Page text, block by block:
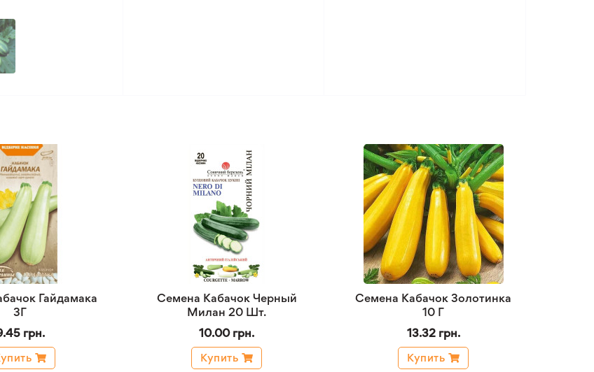
Гайдамака
3Г
грн.
Семена Кабачок Черный
Милан 20 Шт.
10.00 грн.
Купить
Семена Кабачок Золотинка
10 Г
13.32 грн.
Купить